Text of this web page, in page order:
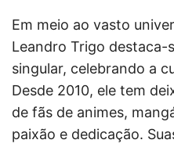
Em meio ao vasto
Leandro Trigo destaca-
singular, celebrando a
Desde 2010, ele tem
de fãs de animes,
paixão e dedicação.